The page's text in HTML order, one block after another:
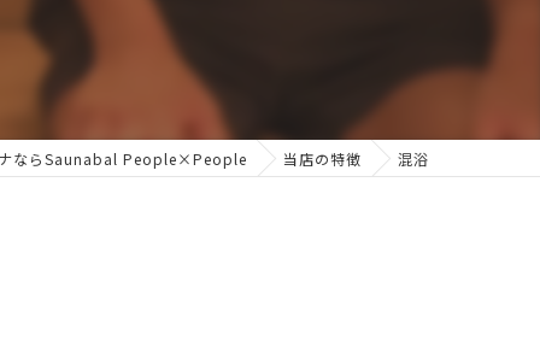
ナならSaunabal People×People 当店の特徴 混浴